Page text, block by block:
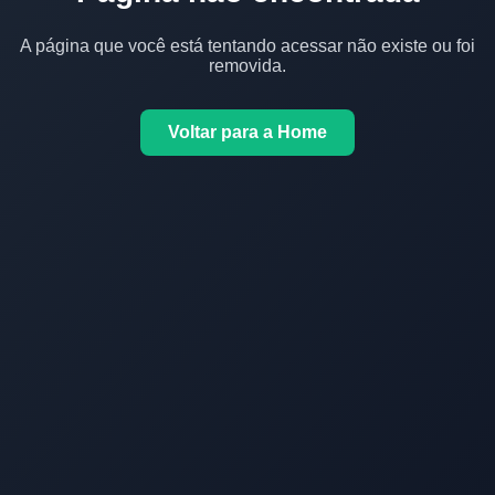
A página que você está tentando acessar não existe ou foi
removida.
Voltar para a Home